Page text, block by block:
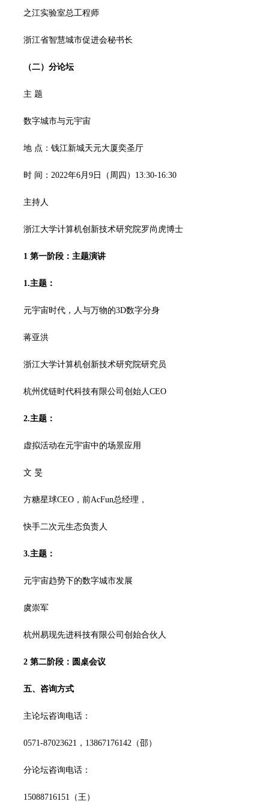
之江实验室总工程师
浙江省智慧城市促进会秘书长
（二）分论坛
主 题
数字城市与元宇宙
地 点：钱江新城天元大厦奕圣厅
时 间：2022年6月9日（周四）13:30-16:30
主持人
浙江大学计算机创新技术研究院罗尚虎博士
1第一阶段：主题演讲
1.主题：
元宇宙时代，人与万物的3D数字分身
蒋亚洪
浙江大学计算机创新技术研究院研究员
杭州优链时代科技有限公司创始人CEO
2.主题：
虚拟活动在元宇宙中的场景应用
文 旻
方糖星球CEO，前AcFun总经理，
快手二次元生态负责人
3.主题：
元宇宙趋势下的数字城市发展
虞崇军
杭州易现先进科技有限公司创始合伙人
2第二阶段：圆桌会议
五、咨询方式
主论坛咨询电话：
0571-87023621，13867176142（邵）
分论坛咨询电话：
15088716151（王）